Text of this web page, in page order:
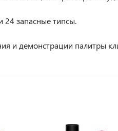
24 запасные типсы.
и демонстрации палитры